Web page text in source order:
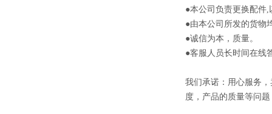
●本公司负责更换配件
●由本公司所发的货物
●诚信为本，质量。
●客服人员长时间在线
我们承诺：用心服务
度，产品的质量等问